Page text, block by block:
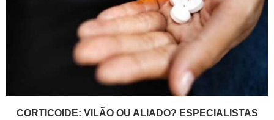
CORTICOIDE: VILÃO OU ALIADO? ESPECIALISTAS